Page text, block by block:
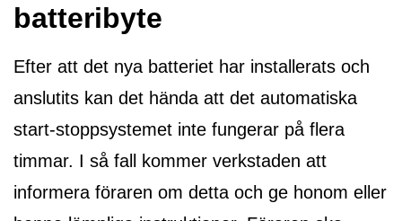
batteribyte
Efter att det nya batteriet har installerats och
anslutits kan det hända att det automatiska
start-stoppsystemet inte fungerar på flera
timmar. I så fall kommer verkstaden att
informera föraren om detta och ge honom eller